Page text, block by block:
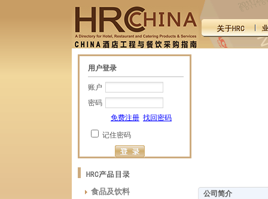
用户登录
账户
密码
免费注册 找回密码
记住密码
食品及饮料 公司简介